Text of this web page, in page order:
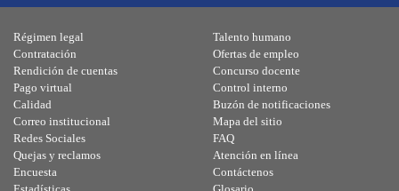
Régimen legal
Contratación
Rendición de cuentas
Pago virtual
Calidad
Talento humano
Ofertas de empleo
Concurso docente
Control interno
Buzón de notificaciones
Correo institucional
Redes Sociales
Quejas y reclamos
Encuesta
Mapa del sitio
FAQ
Atención en línea
Contáctenos